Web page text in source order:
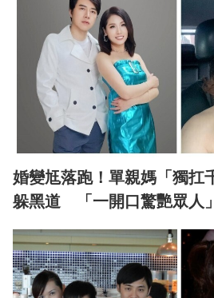
婚變尪落跑！單親媽「獨扛
躲黑道 「一開口驚艷眾人